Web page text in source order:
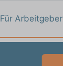
Für Arbeitgeber